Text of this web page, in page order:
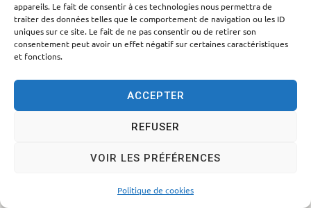
appareils. Le fait de consentir à ces technologies nous permettra de
traiter des données telles que le comportement de navigation ou les ID
uniques sur ce site. Le fait de ne pas consentir ou de retirer son
consentement peut avoir un effet négatif sur certaines caractéristiques
et fonctions.
ACCEPTER
REFUSER
VOIR LES PRÉFÉRENCES
Politique de cookies